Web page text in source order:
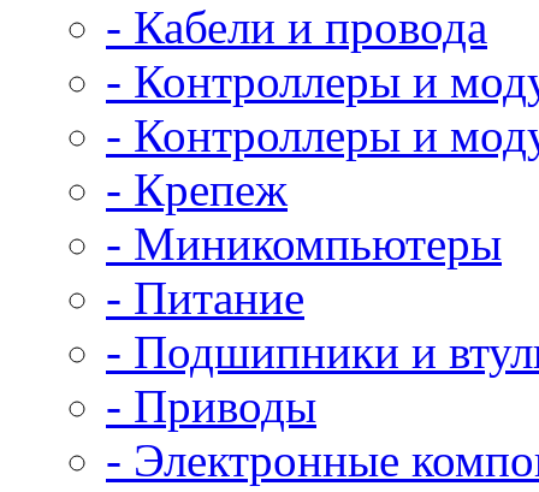
- Кабели и провода
- Контроллеры и
- Контроллеры и
- Крепеж
- Миникомпьютеры
- Питание
- Подшипники и
- Приводы
- Электронные